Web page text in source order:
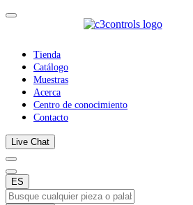
Tienda
Catálogo
Muestras
Acerca
Centro de conocimiento
Contacto
Live Chat
ES